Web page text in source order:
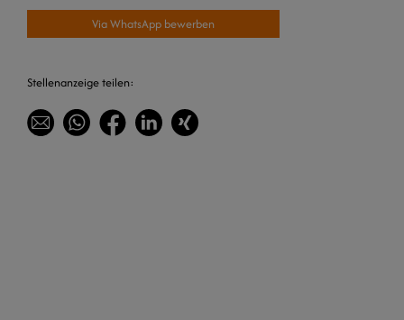
Via WhatsApp bewerben
Stellenanzeige teilen: